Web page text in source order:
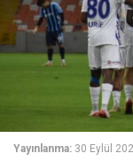
Yayınlanma: 30 Eylül